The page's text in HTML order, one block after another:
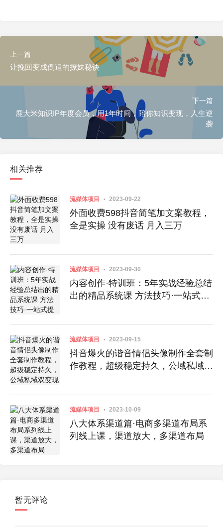
上一篇
让挽回变成倒追的撩妹秘诀
下一篇
鹿大米知识IP年度会员，用1年时间，陪你知识变现，人生逆
袭
相关推荐
流媒体项目 2023-09-22
外面收费598抖音简笔加文案教程，
全是实操 没有废话 月入三万
流媒体项目 2023-09-30
内容创作·特训班：5年实战经验总结
出的精品系统课 方法技巧·一站式提
流媒体项目 2023-09-15
抖音爆火的谐音情侣头像制作全套制
作教程，超级稳定持久，公域私域双
流媒体项目 2023-10-09
八大体系渠道篇·电商多渠道布局系
列线上课，渠道放大，多渠道布局
暂无评论